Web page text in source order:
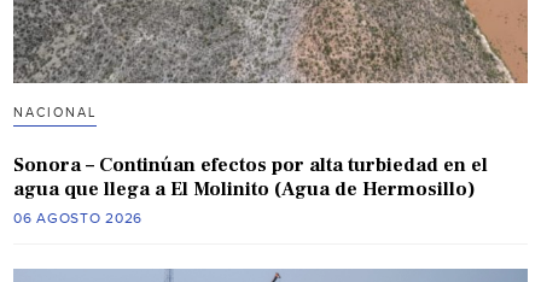
NACIONAL
Sonora – Continúan efectos por alta turbiedad en el
agua que llega a El Molinito (Agua de Hermosillo)
06 AGOSTO 2026